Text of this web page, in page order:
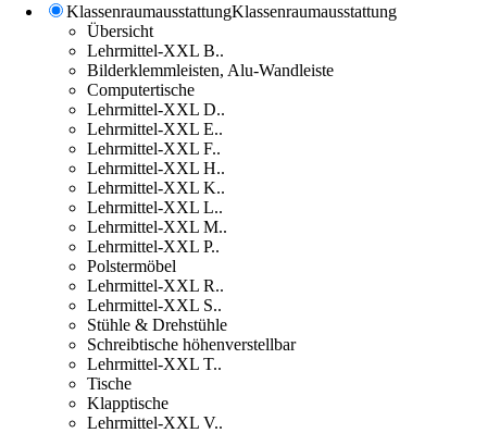
KlassenraumausstattungKlassenraumausstattung
Übersicht
Lehrmittel-XXL B..
Bilderklemmleisten, Alu-Wandleiste
Computertische
Lehrmittel-XXL D..
Lehrmittel-XXL E..
Lehrmittel-XXL F..
Lehrmittel-XXL H..
Lehrmittel-XXL K..
Lehrmittel-XXL L..
Lehrmittel-XXL M..
Lehrmittel-XXL P..
Polstermöbel
Lehrmittel-XXL R..
Lehrmittel-XXL S..
Stühle & Drehstühle
Schreibtische höhenverstellbar
Lehrmittel-XXL T..
Tische
Klapptische
Lehrmittel-XXL V..